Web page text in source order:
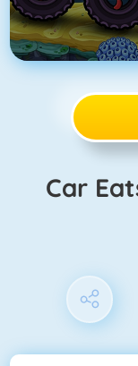
Car Eats Car: Underwater